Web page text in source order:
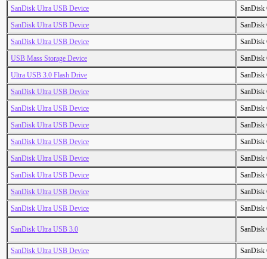
SanDisk Ultra USB Device
SanDisk
SanDisk Ultra USB Device
SanDisk
SanDisk Ultra USB Device
SanDisk
USB Mass Storage Device
SanDisk
Ultra USB 3.0 Flash Drive
SanDisk
SanDisk Ultra USB Device
SanDisk
SanDisk Ultra USB Device
SanDisk
SanDisk Ultra USB Device
SanDisk
SanDisk Ultra USB Device
SanDisk
SanDisk Ultra USB Device
SanDisk
SanDisk Ultra USB Device
SanDisk
SanDisk Ultra USB Device
SanDisk
SanDisk Ultra USB Device
SanDisk
SanDisk Ultra USB 3.0 SanDisk
SanDisk Ultra USB Device
SanDisk